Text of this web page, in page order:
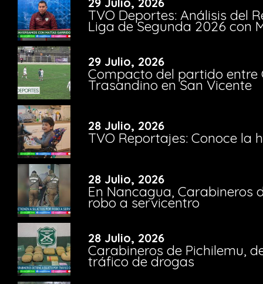
TVO Deportes: Análisis del
Liga de Segunda 2026 con
29 Julio, 2026
Compacto del partido entre
Trasandino en San Vicente
28 Julio, 2026
TVO Reportajes: Conoce la
28 Julio, 2026
En Nancagua, Carabineros
robo a servicentro
28 Julio, 2026
Carabineros de Pichilemu,
tráfico de drogas